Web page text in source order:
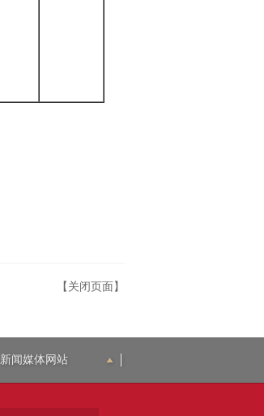
【关闭页面】
新闻媒体网站